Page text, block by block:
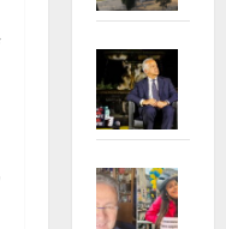
apre